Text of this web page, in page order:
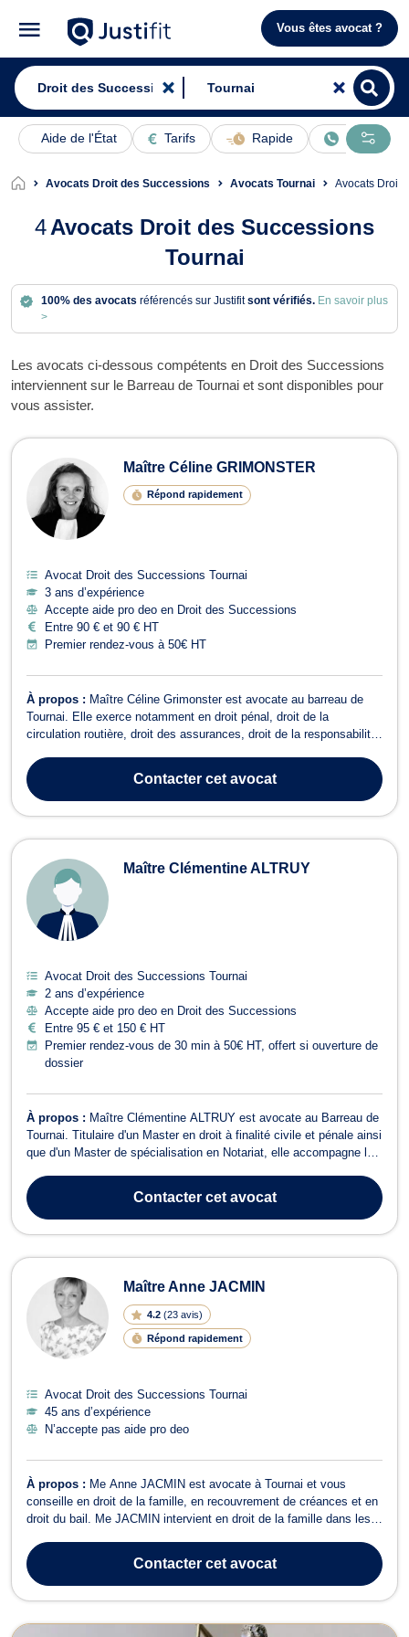
Vous êtes avocat ?
Aide de l'État Tarifs Rapide En ligne
Avocats Droit des Successions Avocats Tournai Avocats Droit
4Avocats Droit des Successions
Tournai
100% des avocats référencés sur Justifitsont vérifiés. En savoir plus
>
Les avocats ci-dessous compétents en Droit des Successions
interviennent sur le Barreau de Tournai et sont disponibles pour
vous assister.
Avocats en Droit des Successions à
Maître Céline GRIMONSTER
Répond rapidement
Avocat Droit des Successions Tournai
3 ans d’expérience
Accepte aide pro deo en Droit des Successions
Entre 90 € et 90 € HT
Premier rendez-vous à 50€ HT
À propos : Maître Céline Grimonster est avocate au barreau de
Tournai. Elle exerce notamment en droit pénal, droit de la
circulation routière, droit des assurances, droit de la responsabilité
l’écoute, elle accompagne ses clients à chaque étape de la
procédure, avec ...
Contactercet avocat
Maître Clémentine ALTRUY
Avocat Droit des Successions Tournai
2 ans d’expérience
Accepte aide pro deo en Droit des Successions
Entre 95 € et 150 € HT
Premier rendez-vous de 30 min à 50€ HT, offert si ouverture de
dossier
À propos : Maître Clémentine ALTRUY est avocate au Barreau de
Tournai. Titulaire d'un Master en droit à finalité civile et pénale ainsi
que d'un Master de spécialisation en Notariat, elle accompagne les
engagement dans la défense de leurs droits et de leurs intérêts.
En...
Contactercet avocat
Maître Anne JACMIN
4.2 (23 avis)
Répond rapidement
Avocat Droit des Successions Tournai
45 ans d’expérience
N’accepte pas aide pro deo
À propos : Me Anne JACMIN est avocate à Tournai et vous
conseille en droit de la famille, en recouvrement de créances et en
droit du bail. Me JACMIN intervient en droit de la famille dans les
cohabitation légale ou de fait, la liquidation du patrimoine, la
filiation, l...
Contactercet avocat